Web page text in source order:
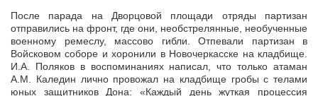
После парада на Дворцовой площади отряды партизан
отправились на фронт, где они, необстрелянные, необученные
военному ремеслу, массово гибли. Отпевали партизан в
Войсковом соборе и хоронили в Новочеркасске на кладбище.
И.А. Поляков в воспоминаниях написал, что только атаман
А.М. Каледин лично провожал на кладбище гробы с телами
юных защитников Дона: «Каждый день жуткая процессия